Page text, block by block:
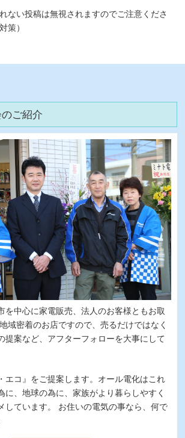
ない投稿は無視されますのでご注意くださ
策）
ご紹介
を中心に家電販売、法人のお客様ともお取
域密着のお店ですので、売るだけではなく
提案など、アフターフォローを大事にして
エコ』をご提案します。オール電化はこれ
に、地球の為に、家族がより暮らしやすく
しています。 お住いの電気の事なら、何で